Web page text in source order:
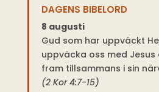
DAGENS BIBELORD
8 augusti
Gud som har uppväckt
uppväcka oss med
fram tillsammans i sin
(2 Kor 4:7-15)